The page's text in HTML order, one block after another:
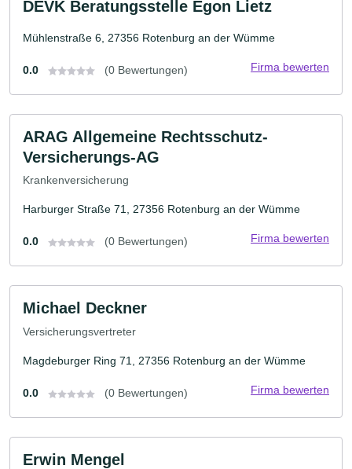
DEVK Beratungsstelle Egon Lietz
Mühlenstraße 6, 27356 Rotenburg an der Wümme
0.0 (0 Bewertungen) Firma bewerten
ARAG Allgemeine Rechtsschutz-
Versicherungs-AG
Krankenversicherung
Harburger Straße 71, 27356 Rotenburg an der Wümme
0.0 (0 Bewertungen) Firma bewerten
Michael Deckner
Versicherungsvertreter
Magdeburger Ring 71, 27356 Rotenburg an der Wümme
0.0 (0 Bewertungen) Firma bewerten
Erwin Mengel